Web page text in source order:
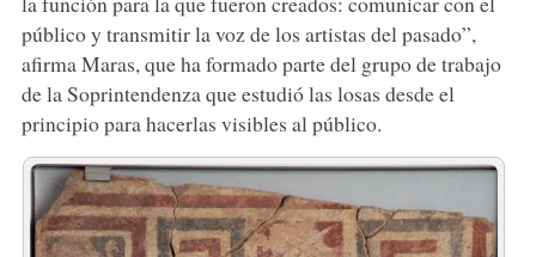
público y transmitir la voz de los artistas del pasado”,
afirma Maras, que ha formado parte del grupo de trabajo
de la Soprintendenza que estudió las losas desde el
principio para hacerlas visibles al público.